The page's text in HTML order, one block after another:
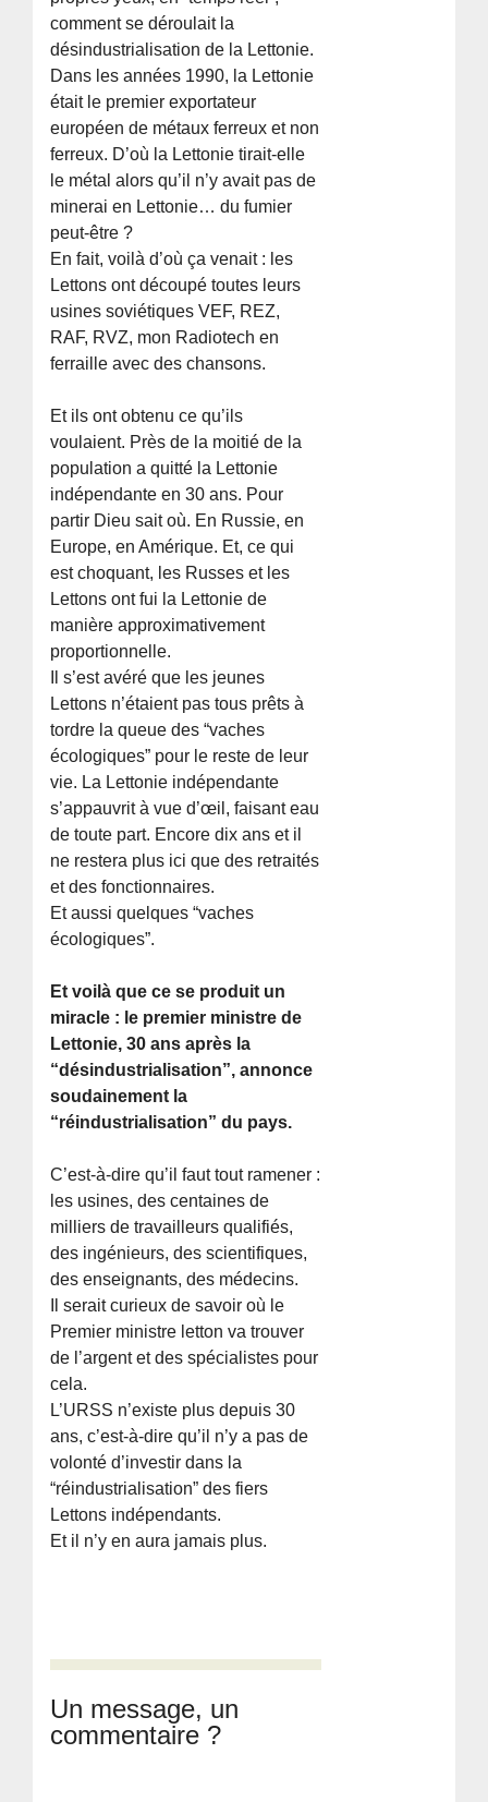
comment se déroulait la
désindustrialisation de la Lettonie.
Dans les années 1990, la Lettonie
était le premier exportateur
européen de métaux ferreux et non
ferreux. D’où la Lettonie tirait-elle
le métal alors qu’il n’y avait pas de
minerai en Lettonie… du fumier
peut-être ?
En fait, voilà d’où ça venait : les
Lettons ont découpé toutes leurs
usines soviétiques VEF, REZ,
RAF, RVZ, mon Radiotech en
ferraille avec des chansons.
Et ils ont obtenu ce qu’ils
voulaient. Près de la moitié de la
population a quitté la Lettonie
indépendante en 30 ans. Pour
partir Dieu sait où. En Russie, en
Europe, en Amérique. Et, ce qui
est choquant, les Russes et les
Lettons ont fui la Lettonie de
manière approximativement
proportionnelle.
Il s’est avéré que les jeunes
Lettons n’étaient pas tous prêts à
tordre la queue des “vaches
écologiques” pour le reste de leur
vie. La Lettonie indépendante
s’appauvrit à vue d’œil, faisant eau
de toute part. Encore dix ans et il
ne restera plus ici que des retraités
et des fonctionnaires.
Et aussi quelques “vaches
écologiques”.
Et voilà que ce se produit un
miracle : le premier ministre de
Lettonie, 30 ans après la
“désindustrialisation”, annonce
soudainement la
“réindustrialisation” du pays.
C’est-à-dire qu’il faut tout ramener :
les usines, des centaines de
milliers de travailleurs qualifiés,
des ingénieurs, des scientifiques,
des enseignants, des médecins.
Il serait curieux de savoir où le
Premier ministre letton va trouver
de l’argent et des spécialistes pour
cela.
L’URSS n’existe plus depuis 30
ans, c’est-à-dire qu’il n’y a pas de
volonté d’investir dans la
“réindustrialisation” des fiers
Lettons indépendants.
Et il n’y en aura jamais plus.
Un message, un
commentaire ?